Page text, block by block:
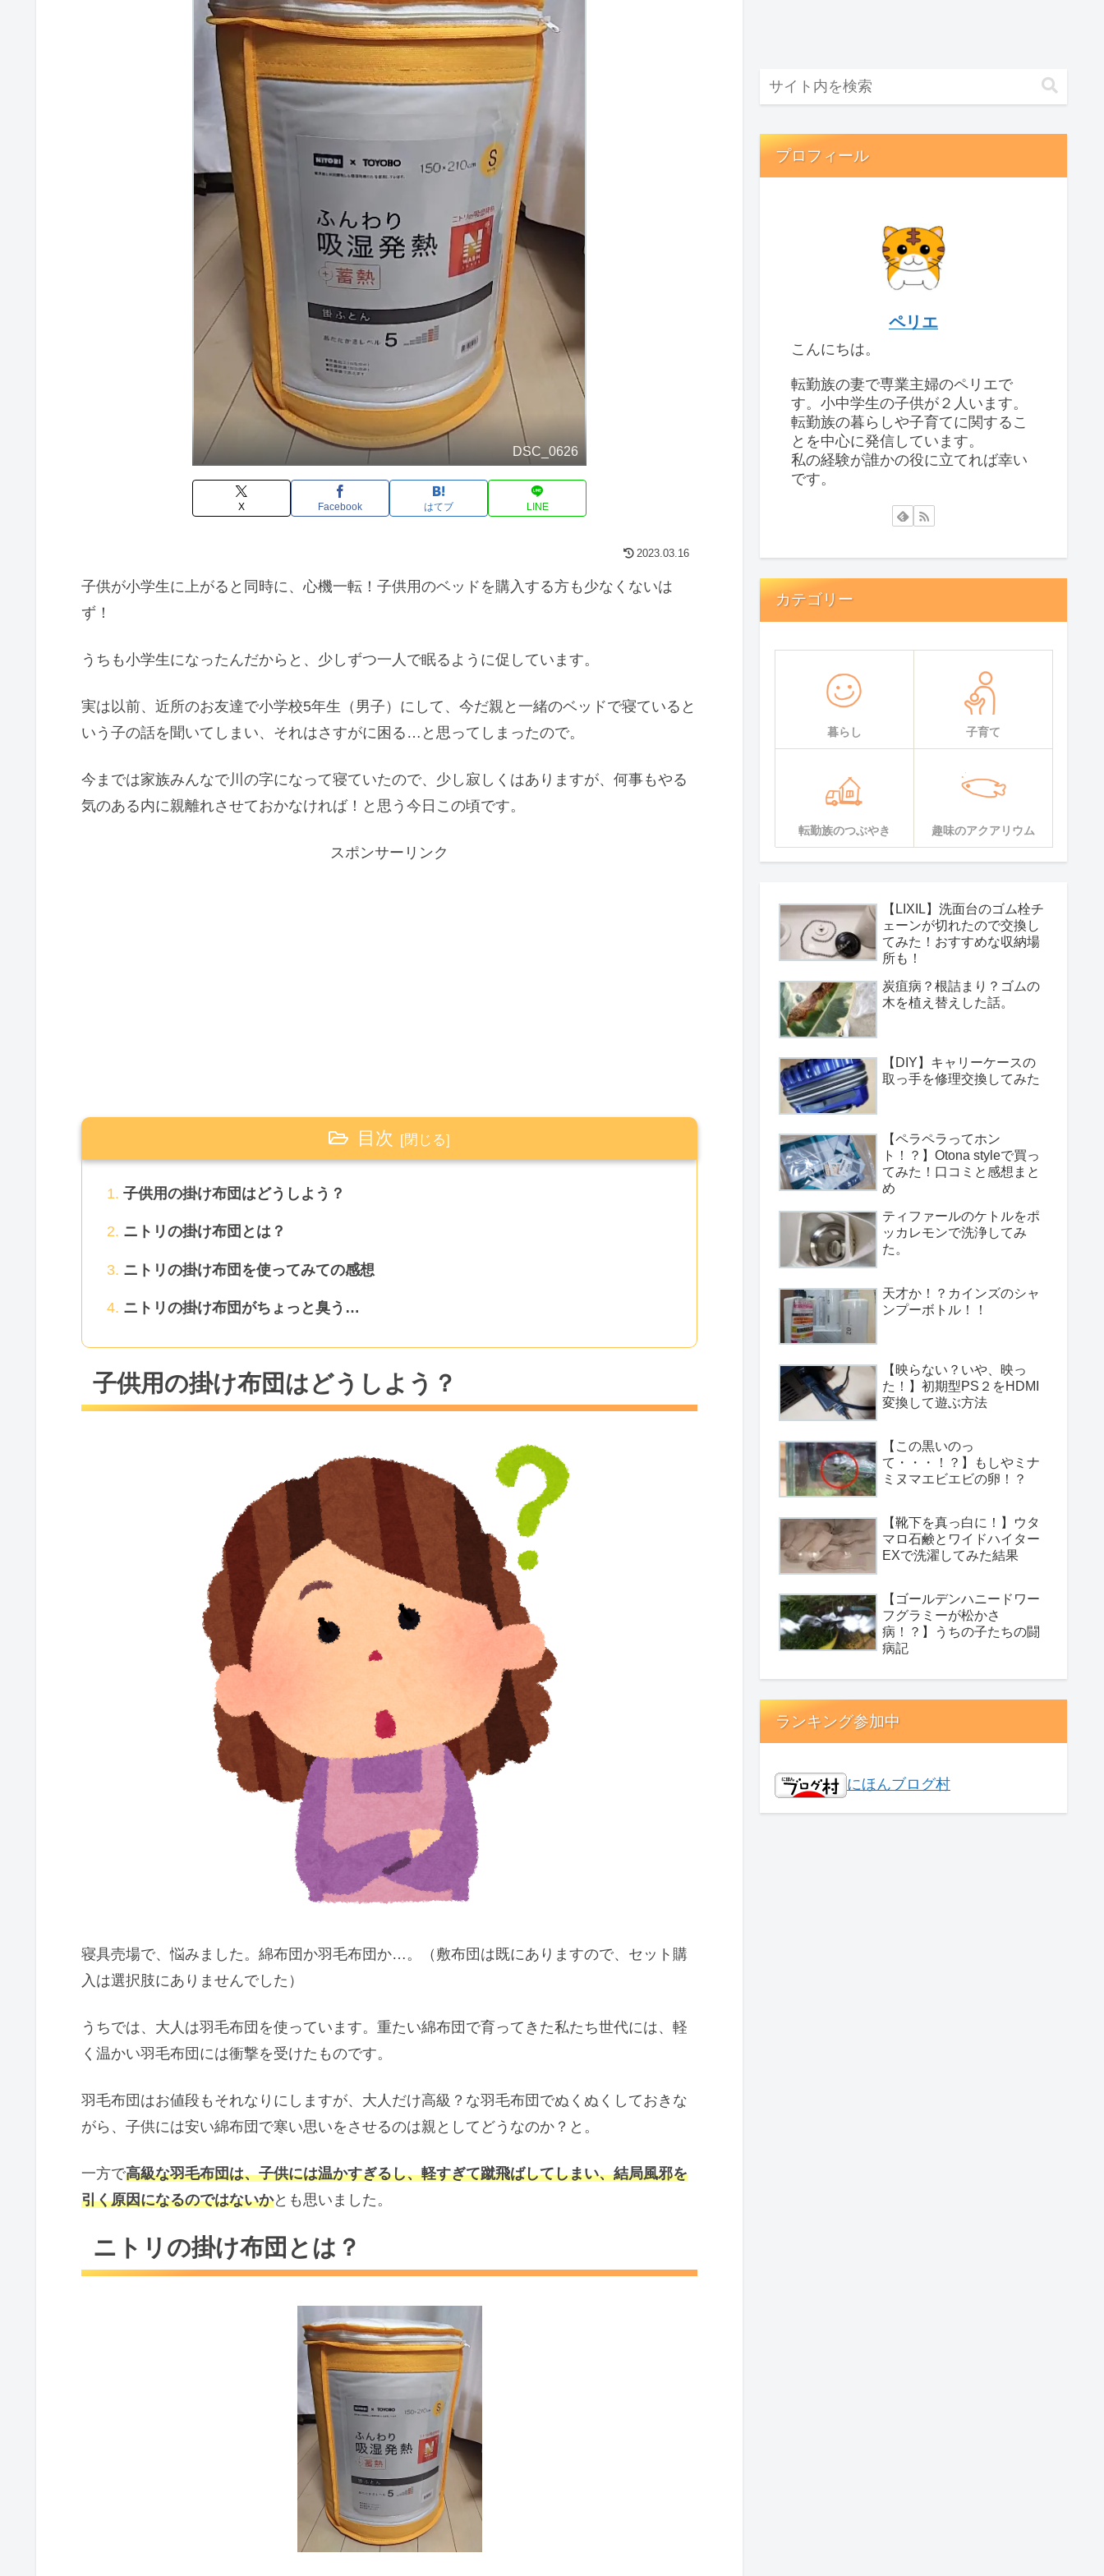
DSC_0626
X Facebook はてブ LINE
2023.03.16
子供が小学生に上がると同時に、心機一転！子供用のベッドを購入する方も少なくないは
ず！
うちも小学生になったんだからと、少しずつ一人で眠るように促しています。
実は以前、近所のお友達で小学校5年生（男子）にして、今だ親と一緒のベッドで寝ていると
いう子の話を聞いてしまい、それはさすがに困る…と思ってしまったので。
今までは家族みんなで川の字になって寝ていたので、少し寂しくはありますが、何事もやる
気のある内に親離れさせておかなければ！と思う今日この頃です。
スポンサーリンク
目次
子供用の掛け布団はどうしよう？
ニトリの掛け布団とは？
ニトリの掛け布団を使ってみての感想
ニトリの掛け布団がちょっと臭う…
子供用の掛け布団はどうしよう？
寝具売場で、悩みました。綿布団か羽毛布団か…。（敷布団は既にありますので、セット購
入は選択肢にありませんでした）
うちでは、大人は羽毛布団を使っています。重たい綿布団で育ってきた私たち世代には、軽
く温かい羽毛布団には衝撃を受けたものです。
羽毛布団はお値段もそれなりにしますが、大人だけ高級？な羽毛布団でぬくぬくしておきな
がら、子供には安い綿布団で寒い思いをさせるのは親としてどうなのか？と。
一方で高級な羽毛布団は、子供には温かすぎるし、軽すぎて蹴飛ばしてしまい、結局風邪を
引く原因になるのではないかとも思いました。
ニトリの掛け布団とは？
プロフィール
ペリエ
こんにちは。
転勤族の妻で専業主婦のペリエで
す。小中学生の子供が２人います。
転勤族の暮らしや子育てに関するこ
とを中心に発信しています。
私の経験が誰かの役に立てれば幸い
です。
カテゴリー
暮らし 子育て
転勤族のつぶやき 趣味のアクアリウム
【LIXIL】洗面台のゴム栓チ
ェーンが切れたので交換し
てみた！おすすめな収納場
所も！
炭疽病？根詰まり？ゴムの
木を植え替えした話。
【DIY】キャリーケースの
取っ手を修理交換してみた
【ペラペラってホン
ト！？】Otona styleで買っ
てみた！口コミと感想まと
め
ティファールのケトルをポ
ッカレモンで洗浄してみ
た。
天才か！？カインズのシャ
ンプーボトル！！
【映らない？いや、映っ
た！】初期型PS２をHDMI
変換して遊ぶ方法
【この黒いのっ
て・・・！？】もしやミナ
ミヌマエビエビの卵！？
【靴下を真っ白に！】ウタ
マロ石鹸とワイドハイター
EXで洗濯してみた結果
【ゴールデンハニードワー
フグラミーが松かさ
病！？】うちの子たちの闘
病記
ランキング参加中
にほんブログ村